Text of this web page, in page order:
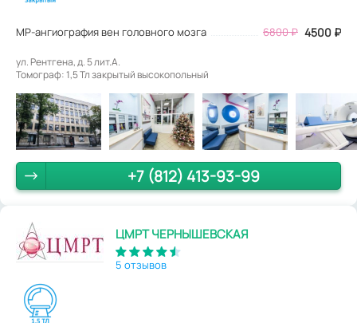
МР-ангиография вен головного мозга 6800₽ 4500 ₽
ул. Рентгена, д. 5 лит.А.
Томограф: 1,5 Тл закрытый высокопольный
+7 (812) 413-93-99
ЦМРТ ЧЕРНЫШЕВСКАЯ
5 отзывов